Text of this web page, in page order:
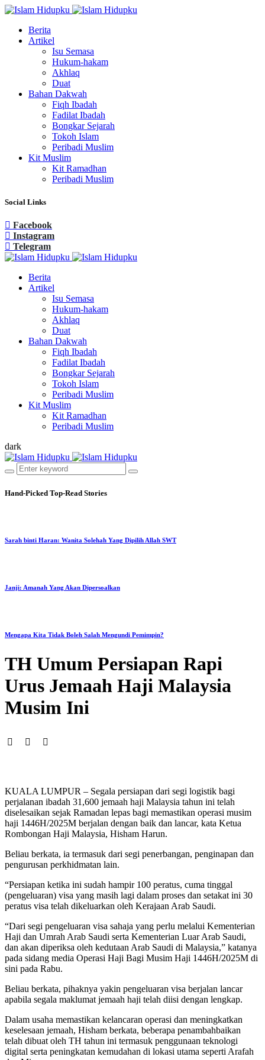
Berita
Artikel
Isu Semasa
Hukum-hakam
Akhlaq
Duat
Bahan Dakwah
Fiqh Ibadah
Fadilat Ibadah
Bongkar Sejarah
Tokoh Islam
Peribadi Muslim
Kit Muslim
Kit Ramadhan
Peribadi Muslim
Social Links
Facebook
Instagram
Telegram
Berita
Artikel
Isu Semasa
Hukum-hakam
Akhlaq
Duat
Bahan Dakwah
Fiqh Ibadah
Fadilat Ibadah
Bongkar Sejarah
Tokoh Islam
Peribadi Muslim
Kit Muslim
Kit Ramadhan
Peribadi Muslim
dark
Hand-Picked Top-Read Stories
Sarah binti Haran: Wanita Solehah Yang Dipilih Allah SWT
Janji: Amanah Yang Akan Dipersoalkan
Mengapa Kita Tidak Boleh Salah Mengundi Pemimpin?
TH Umum Persiapan Rapi
Urus Jemaah Haji Malaysia
Musim Ini
KUALA LUMPUR – Segala persiapan dari segi logistik bagi
perjalanan ibadah 31,600 jemaah haji Malaysia tahun ini telah
diselesaikan sejak Ramadan lepas bagi memastikan operasi musim
haji 1446H/2025M berjalan dengan baik dan lancar, kata Ketua
Rombongan Haji Malaysia, Hisham Harun.
Beliau berkata, ia termasuk dari segi penerbangan, penginapan dan
pengurusan perkhidmatan lain.
“Persiapan ketika ini sudah hampir 100 peratus, cuma tinggal
(pengeluaran) visa yang masih lagi dalam proses dan setakat ini 30
peratus visa telah dikeluarkan oleh Kerajaan Arab Saudi.
“Dari segi pengeluaran visa sahaja yang perlu melalui Kementerian
Haji dan Umrah Arab Saudi serta Kementerian Luar Arab Saudi,
dan akan diperiksa oleh kedutaan Arab Saudi di Malaysia,” katanya
pada sidang media Operasi Haji Bagi Musim Haji 1446H/2025M di
sini pada Rabu.
Beliau berkata, pihaknya yakin pengeluaran visa berjalan lancar
apabila segala maklumat jemaah haji telah diisi dengan lengkap.
Dalam usaha memastikan kelancaran operasi dan meningkatkan
keselesaan jemaah, Hisham berkata, beberapa penambahbaikan
telah dibuat oleh TH tahun ini termasuk penggunaan teknologi
digital serta peningkatan kemudahan di lokasi utama seperti Arafah